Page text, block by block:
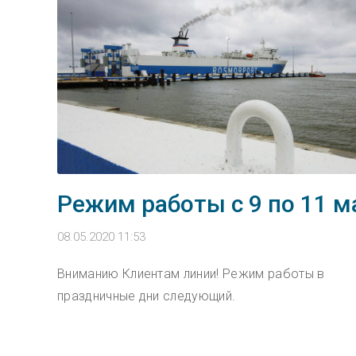
Режим работы с 9 по 11
08.05.2020 11:53
Вниманию Клиентам линии! Режим работы в
праздничные дни следующий.